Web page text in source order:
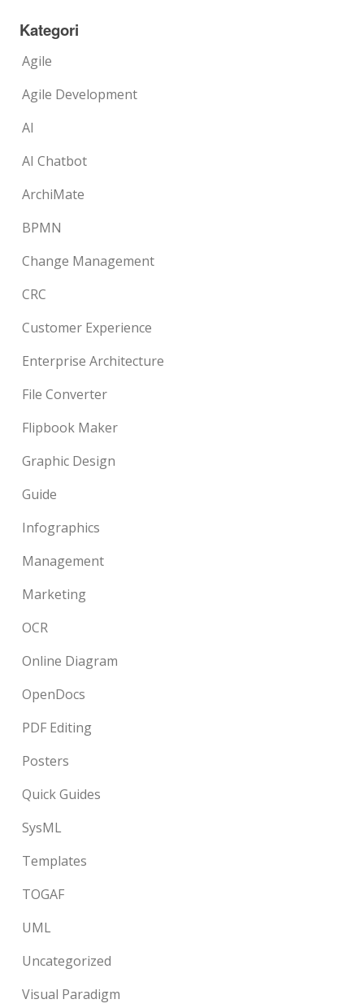
Kategori
Agile
Agile Development
AI
AI Chatbot
ArchiMate
BPMN
Change Management
CRC
Customer Experience
Enterprise Architecture
File Converter
Flipbook Maker
Graphic Design
Guide
Infographics
Management
Marketing
OCR
Online Diagram
OpenDocs
PDF Editing
Posters
Quick Guides
SysML
Templates
TOGAF
UML
Uncategorized
Visual Paradigm